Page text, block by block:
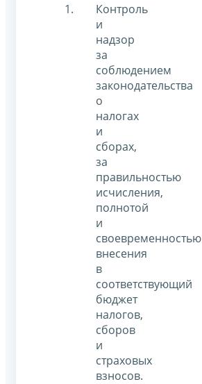
Контроль
и
надзор
за
соблюдением
законодательства
о
налогах
и
сборах,
за
правильностью
исчисления,
полнотой
и
своевременностью
внесения
в
соответствующий
бюджет
налогов,
сборов
и
страховых
взносов.